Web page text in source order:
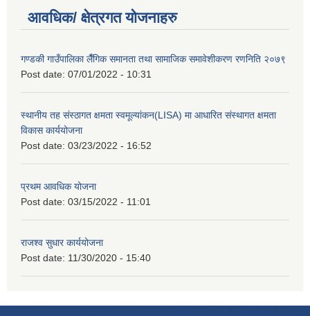
आवधिक/ क्षेत्रगत योजनाहरु
गण्डकी गाउँपालिका लैँगिक समानता तथा सामाजिक समावेशीकरण रणनिति २०७९
Post date: 07/01/2022 - 10:31
स्थानीय तह संस्ठागत क्षमता स्वमूल्यांकन(LISA) मा आधारित संस्थागत क्षमता
विकास कार्ययोजना
Post date: 03/23/2022 - 16:52
प्रथम आवधिक योजना
Post date: 03/15/2022 - 11:01
राजश्व सुधार कार्ययोजना
Post date: 11/30/2020 - 15:40